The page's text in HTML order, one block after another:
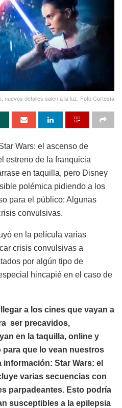
nuevos detalles salen a la luz. Foto Cortesía
Wars: el ascenso de
estreno de la franquicia
en taquilla, pero Disney
polémica pidiendo a los
para el público: Algunas
convulsivas.
en la película varias
crisis convulsivas a
por algún tipo de
hincapié en el caso de
a los cines que vayan a
ser precavidos,
en la taquilla, online y
que lo vean nuestros
Star Wars: el
varias secuencias con
parpadeantes. Esto podría
susceptibles a la epilepsia